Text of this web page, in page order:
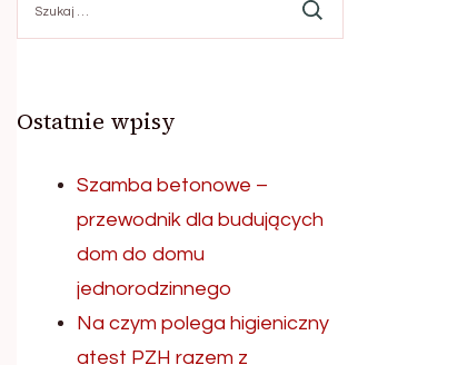
Ostatnie wpisy
Szamba betonowe –
przewodnik dla budujących
dom do domu
jednorodzinnego
Na czym polega higieniczny
atest PZH razem z